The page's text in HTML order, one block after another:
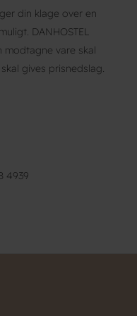
din klage over en
DANHOSTEL
modtagne vare skal
gives prisnedslag.
4939